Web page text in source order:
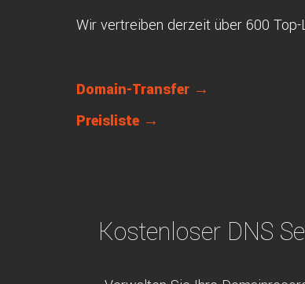
Wir vertreiben derzeit über 600 Top-
Domain-Transfer →
Preisliste →
Kostenloser DNS